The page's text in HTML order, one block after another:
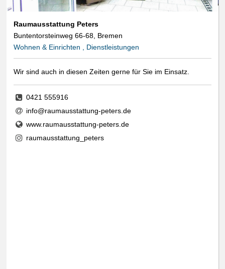
Raumausstattung Peters
Buntentorsteinweg 66-68, Bremen
Wohnen & Einrichten , Dienstleistungen
Wir sind auch in diesen Zeiten gerne für Sie im Einsatz.
0421 555916
info@raumausstattung-peters.de
www.raumausstattung-peters.de
raumausstattung_peters